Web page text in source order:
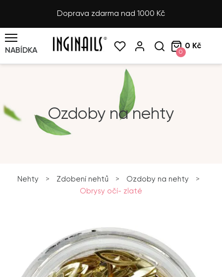
Doprava zdarma nad 1000 Kč
NABÍDKA 0
0 Kč
Ozdoby na nehty
Nehty > Zdobení nehtů > Ozdoby na nehty
>
Obrysy očí- zlaté